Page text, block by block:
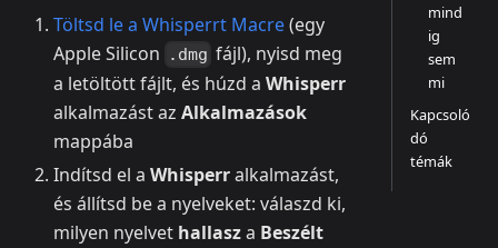
Töltsd le a Whisperrt Macre(egy
Apple Silicon
.dmg fájl), nyisd meg
a letöltött fájlt, és húzd a Whisperr
alkalmazást az Alkalmazások
mappába
Indítsd el a Whisperralkalmazást,
és állítsd be a nyelveket: válaszd ki,
milyen nyelvet hallasza Beszélt
mind
ig
sem
mi
Kapcsoló
dó
témák